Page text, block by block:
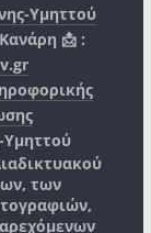
Υμηττού
📩 :
των